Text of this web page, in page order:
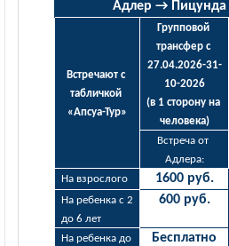
Адлер →
Встречают с
табличкой
«Апсуа-Тур»
Групповой
трансфер с
27.04.2026-31-
10-2026
(в 1 сторону на
человека)
Встреча от
Адлера:
На взрослого 1600 руб.
На ребенка с 2
до 6 лет
600 руб.
На ребенка до
Бесплатно